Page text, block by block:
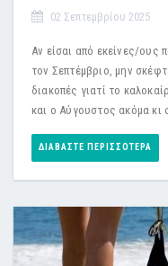
02 Σεπτεμβρίου 2025
Αν είσαι από εκείνες/ους
τον Σεπτέμβριο, μην
διακοπές γιατί το
και ο Αύγουστος ακόμα κι
ΔΙΑΒΆΣΤΕ ΠΕΡΙΣΣΌΤΕΡΑ